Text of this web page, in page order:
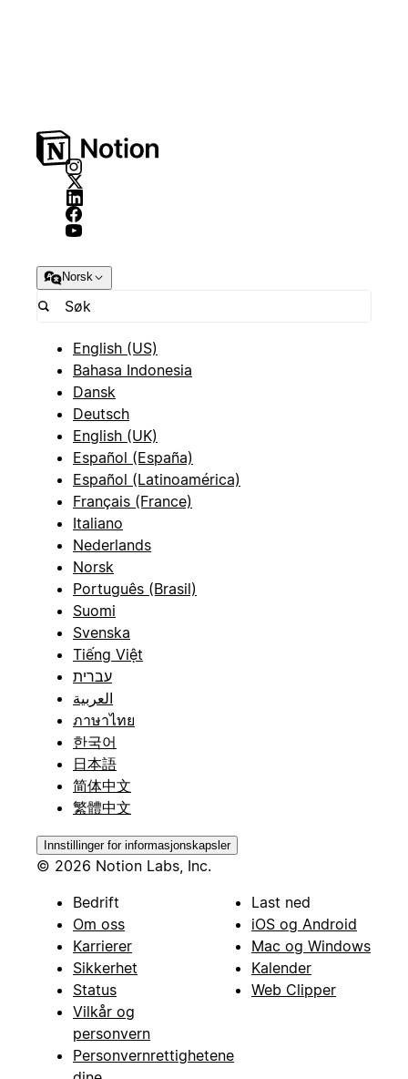
Norsk
English (US)
Bahasa Indonesia
Dansk
Deutsch
English (UK)
Español (España)
Español (Latinoamérica)
Français (France)
Italiano
Nederlands
Norsk
Português (Brasil)
Suomi
Svenska
Tiếng Việt
עברית
العربية
ภาษาไทย
한국어
日本語
简体中文
繁體中文
Innstillinger for informasjonskapsler
© 2026 Notion Labs, Inc.
Bedrift
Om oss
Karrierer
Sikkerhet
Status
Vilkår og
personvern
Personvernrettighetene
Last ned
iOS og Android
Mac og Windows
Kalender
Web Clipper